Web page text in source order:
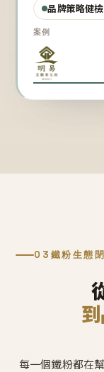
品牌策略健檢
案例
03 鐵粉生態
每一個鐵粉都在